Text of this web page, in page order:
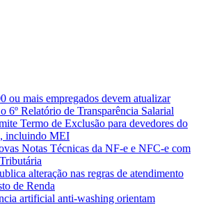
ou mais empregados devem atualizar
6º Relatório de Transparência Salarial
Termo de Exclusão para devedores do
incluindo MEI
Notas Técnicas da NF-e e NFC-e com
alteração nas regras de atendimento
de Renda
artificial anti-washing orientam